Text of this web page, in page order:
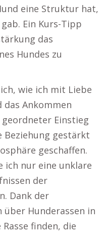
eine Struktur hat,
Ein Kurs-Tipp
das
Hundes zu
wie ich mit Liebe
das Ankommen
Einstieg
Beziehung gestärkt
geschaffen.
ich nur eine unklare
der
Dank der
Hunderassen in
finden, die